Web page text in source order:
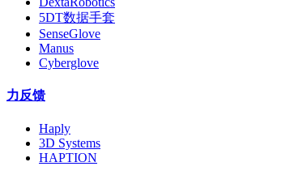
5DT数据手套
SenseGlove
Manus
Cyberglove
力反馈
Haply
3D Systems
HAPTION